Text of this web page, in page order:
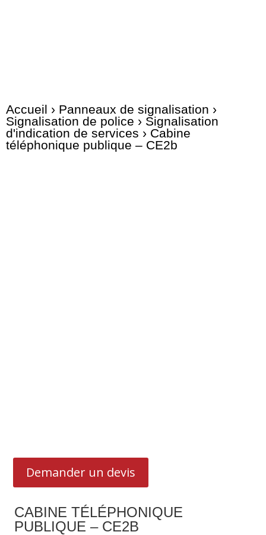
Accueil › Panneaux de signalisation ›
Signalisation de police › Signalisation
d'indication de services › Cabine
téléphonique publique – CE2b
Demander un devis
CABINE TÉLÉPHONIQUE
PUBLIQUE – CE2B